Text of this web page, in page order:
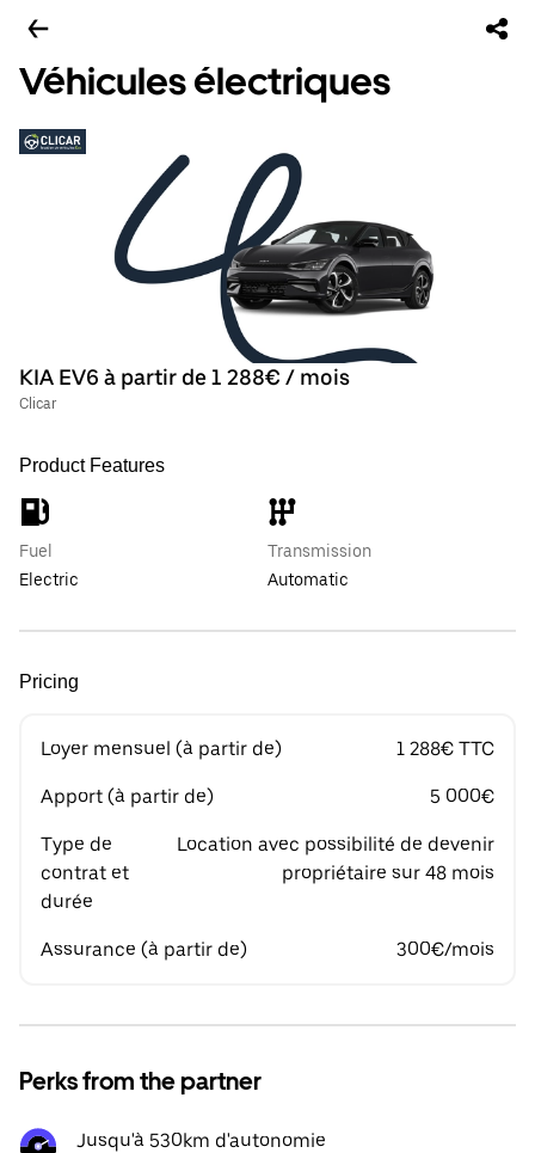
Véhicules électriques
KIA EV6 à partir de 1 288€ / mois
Clicar
Product Features
Fuel
Electric
Transmission
Automatic
Pricing
Loyer mensuel (à partir de) 1 288€ TTC
Apport (à partir de) 5 000€
Type de
contrat et
durée
Location avec possibilité de devenir
propriétaire sur 48 mois
Assurance (à partir de) 300€/mois
Perks from the partner
Jusqu'à 530km d'autonomie